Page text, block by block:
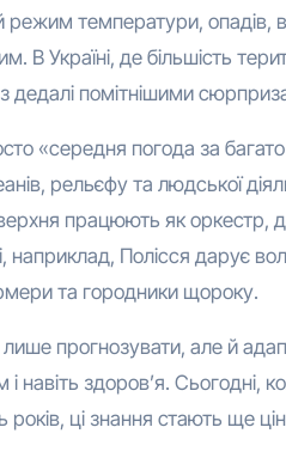
температури, опадів,
В Україні, де більшість
дедалі помітнішими
«середня погода за
рельєфу та людської
працюють як оркестр,
Полісся дарує
та городники щороку.
прогнозувати, але й
навіть здоров’я. Сьогодні,
років, ці знання стають ще